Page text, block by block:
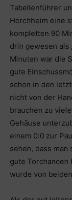
Tabellenführer
Horchheim eine
kompletten 90
drin gewesen als
Minuten war die
gute
schon in den
nicht von der
brauchen zu
Gehäuse
einem 0:0 zur
sehen, dass
gute Torchancen
wurde von